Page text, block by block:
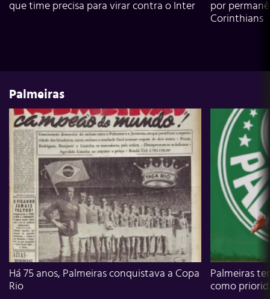
que time precisa para virar contra o Inter
por
Corinthians
Palmeiras
Há 75 anos, Palmeiras conquistava a Copa
Rio
Palmeiras
como